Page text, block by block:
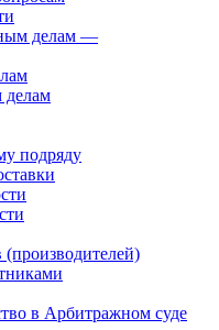
делам —
делам
подряду
в Арбитражном суде